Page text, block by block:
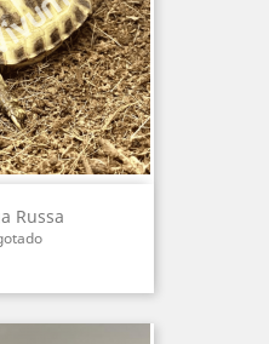
Russa